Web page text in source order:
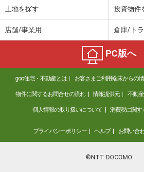
土地を探す 投資物件
店舗/事業用 倉庫/ト
PC版へ
goo住宅・不動産とは お客さまご利用端末からの
物件に関するお問合せの流れ 情報提供元 不動
個人情報の取り扱いについて 消費税に関す
プライバシーポリシー ヘルプ お問い合
©NTT DOCOMO